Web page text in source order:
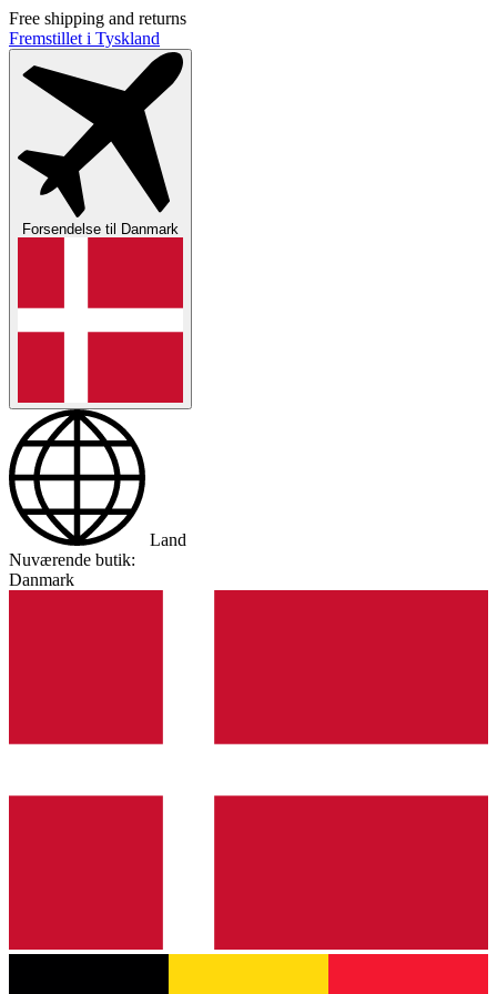
Free shipping and returns
Fremstillet i Tyskland
Forsendelse til Danmark
Land
Nuværende butik:
Danmark